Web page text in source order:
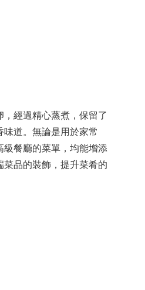
經過精心蒸煮，保留了
道。無論是用於家常
級餐廳的菜單，均能增添
菜品的裝飾，提升菜肴的